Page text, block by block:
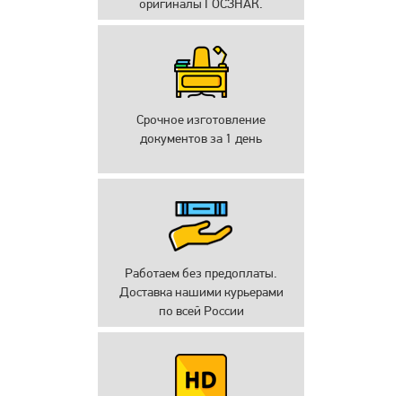
оригиналы ГОСЗНАК.
Срочное изготовление
документов за 1 день
Работаем без предоплаты.
Доставка нашими курьерами
по всей России